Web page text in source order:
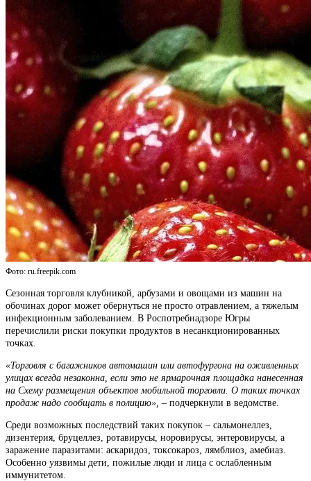
Фото: ru.freepik.com
Сезонная торговля клубникой, арбузами и овощами из машин на
обочинах дорог может обернуться не просто отравлением, а тяжелым
инфекционным заболеванием. В Роспотребнадзоре Югры
перечислили риски покупки продуктов в несанкционированных
точках.
«Торговля с багажников автомашин или автофургона на оживленных
улицах всегда незаконна, если это не ярмарочная площадка нанесенная
на Схему размещения объектов мобильной торговли. О таких точках
продаж надо сообщать в полицию», – подчеркнули в ведомстве.
Среди возможных последствий таких покупок – сальмонеллез,
дизентерия, бруцеллез, ротавирусы, норовирусы, энтеровирусы, а
заражение паразитами: аскаридоз, токсокароз, лямблиоз, амебиаз.
Особенно уязвимы дети, пожилые люди и лица с ослабленным
иммунитетом.